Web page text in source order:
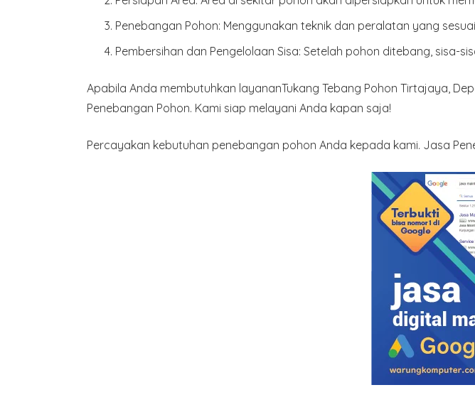
Penebangan Pohon: Menggunakan teknik dan peralatan yang
Pembersihan dan Pengelolaan Sisa: Setelah pohon ditebang, sisa-
Apabila Anda membutuhkan layananTukang Tebang Pohon Tirtajaya,
Penebangan Pohon. Kami siap melayani Anda kapan saja!
Percayakan kebutuhan penebangan pohon Anda kepada kami. Jasa